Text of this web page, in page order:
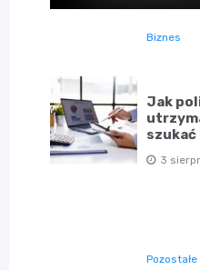
Biznes
Jak
3
Pozostałe